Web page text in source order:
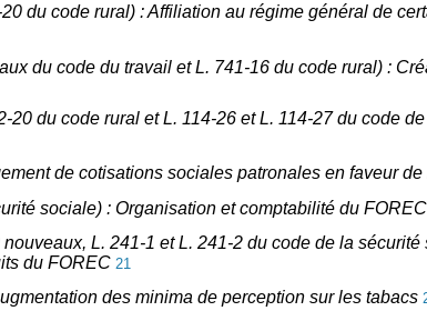
du code rural) : Affiliation au régime général de
du code du travail et L. 741-16 du code rural) :
du code rural et L. 114-26 et L. 114-27 du code
de cotisations sociales patronales en faveur
sociale) : Organisation et comptabilité du FOREC
L. 241-1 et L. 241-2 du code de la
du FOREC 21
des minima de perception sur les tabacs